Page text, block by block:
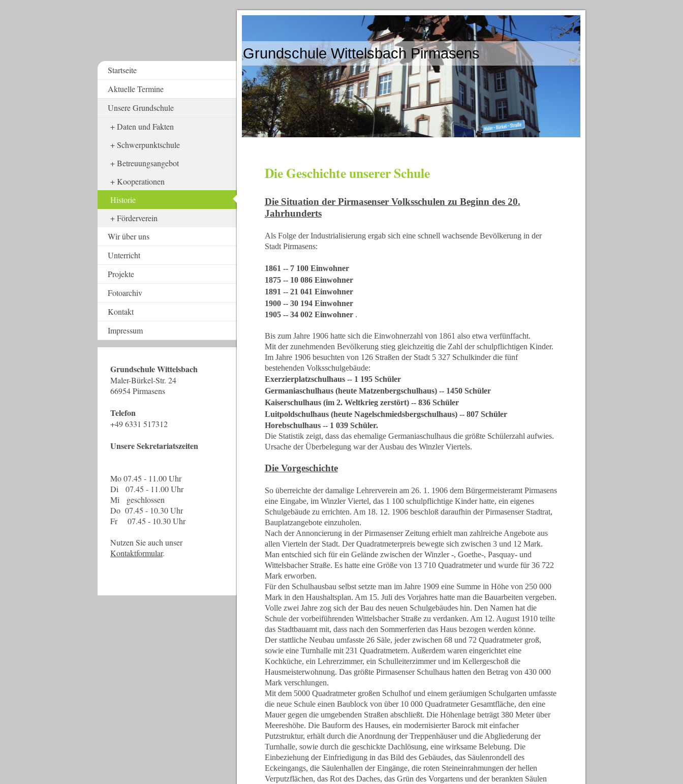
Grundschule Wittelsbach Pirmasens
Die Geschichte unserer Schule
Die Situation der Pirmasenser Volksschulen zu Beginn des 20.
Jahrhunderts
Als Folge der Industrialisierung ergab sich eine schnell wachsende Bevölkerung in der
Stadt Pirmasens:
1861 -- 7 100 Einwohner
1875 -- 10 086 Einwohner
1891 -- 21 041 Einwohner
1900 -- 30 194 Einwohner
1905 -- 34 002 Einwohner .
Bis zum Jahre 1906 hatte sich die Einwohnerzahl von 1861 also etwa verfünffacht.
Mit der zunehmenden Bevölkerung stieg gleichzeitig die Zahl der schulpflichtigen Kinder.
Im Jahre 1906 besuchten von 126 Straßen der Stadt 5 327 Schulkinder die fünf
bestehenden Volksschulgebäude:
Exerzierplatzschulhaus -- 1 195 Schüler
Germaniaschulhaus (heute Matzenbergschulhaus) -- 1450 Schüler
Kaiserschulhaus (im 2. Weltkrieg zerstört) -- 836 Schüler
Luitpoldschulhaus (heute Nagelschmiedsbergschulhaus) -- 807 Schüler
Horebschulhaus -- 1 039 Schüler.
Die Statistik zeigt, dass das ehemalige Germaniaschulhaus die größte Schülerzahl aufwies.
Ursache der Überbelegung war der Ausbau des Winzler Viertels.
Die Vorgeschichte
So überreichte der damalige Lehrerverein am 26. 1. 1906 dem Bürgermeisteramt Pirmasens
eine Eingabe, im Winzler Viertel, das 1 100 schulpflichtige Kinder hatte, ein eigenes
Schulgebäude zu errichten. Am 18. 12. 1906 beschloß daraufhin der Pirmasenser Stadtrat,
Bauplatzangebote einzuholen.
Nach der Annoncierung in der Pirmasenser Zeitung erhielt man zahlreiche Angebote aus
allen Vierteln der Stadt. Der Quadratmeterpreis bewegte sich zwischen 3 und 12 Mark.
Man entschied sich für ein Gelände zwischen der Winzler -, Goethe-, Pasquay- und
Wittelsbacher Straße. Es hatte eine Größe von 13 710 Quadratmeter und wurde für 36 722
Mark erworben.
Für den Schulhausbau selbst setzte man im Jahre 1909 eine Summe in Höhe von 250 000
Mark in den Haushaltsplan. Am 15. Juli des Vorjahres hatte man die Bauarbeiten vergeben.
Volle zwei Jahre zog sich der Bau des neuen Schulgebäudes hin. Den Namen hat die
Schule der vorbeiführenden Wittelsbacher Straße zu verdanken. Am 12. August 1910 teilte
das Stadtbauamt mit, dass nach den Sommerferien das Haus bezogen werden könne.
Der stattliche Neubau umfasste 26 Säle, jeder zwischen 68 und 72 Quadratmeter groß,
sowie eine Turnhalle mit 231 Quadratmetern. Außerdem waren eingerichtet eine
Kochküche, ein Lehrerzimmer, ein Schulleiterzimmer und im Kellergeschoß die
Hausmeisterwohnung. Das größte Pirmasenser Schulhaus hatten den Betrag von 430 000
Mark verschlungen.
Mit dem 5000 Quadratmeter großen Schulhof und einem geräumigen Schulgarten umfasste
die neue Schule einen Baublock von über 10 000 Quadratmeter Gesamtfläche, den eine
Mauer gegen die umgebenden Straßen abschließt. Die Höhenlage beträgt 380 Meter über
Meereshöhe. Die Bauform des Hauses, ein modernisierter Barock mit einfacher
Putzstruktur, erhält durch die Anordnung der Treppenhäuser und die Abgliederung der
Turnhalle, sowie durch die geschickte Dachlösung, eine wirksame Belebung. Die
Einbeziehung der Einfriedigung in das Bild des Gebäudes, das Säulenrondell des
Eckeingangs, die Säulenhallen der Eingänge, die roten Steineinrahmungen der hellen
Verputzflächen, das Rot des Daches, das Grün des Vorgartens und der berankten Säulen
Startseite
Aktuelle Termine
Unsere Grundschule
Daten und Fakten
Schwerpunktschule
Betreuungsangebot
Kooperationen
Historie
Förderverein
Wir über uns
Unterricht
Projekte
Fotoarchiv
Kontakt
Impressum
Grundschule Wittelsbach
Maler-Bürkel-Str. 24
66954 Pirmasens
Telefon
+49 6331 517312
Unsere Sekretariatszeiten
Mo 07.45 - 11.00 Uhr
Di 07.45 - 11.00 Uhr
Mi geschlossen
Do 07.45 - 10.30 Uhr
Fr 07.45 - 10.30 Uhr
Nutzen Sie auch unser
Kontaktformular.